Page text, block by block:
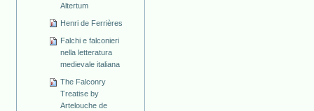
Altertum
Henri de Ferrières
Falchi e falconieri
nella letteratura
medievale italiana
The Falconry
Treatise by
Artelouche de